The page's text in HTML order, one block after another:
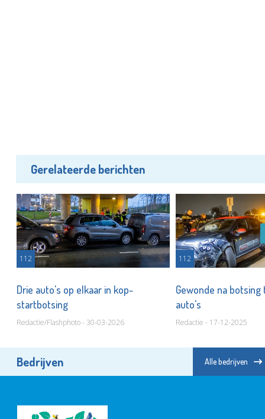
Gerelateerde berichten
112
Drie auto's op elkaar in kop-
startbotsing
Redactie/Flashphoto - 30-03-2026
112
Gewonde na
auto's
Redactie - 17-12-2025
Bedrijven Alle bedrijven